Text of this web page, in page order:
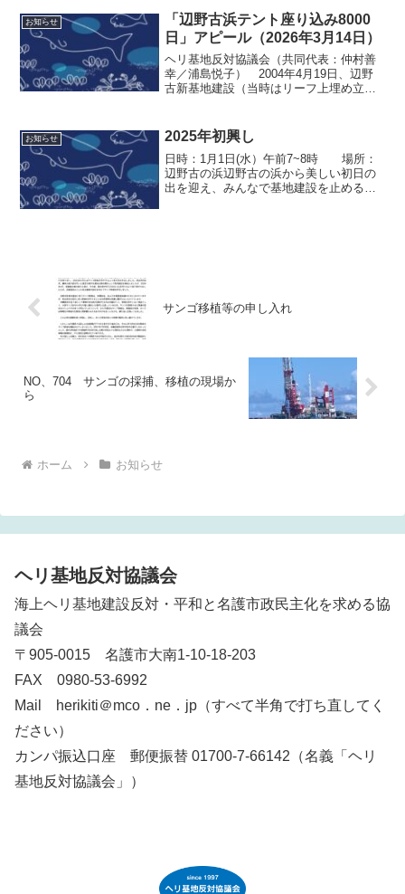
い住民の訴訟は続いています！ あくま
でも「原告適格」を否定し...
お知らせ
「辺野古浜テント座り込み8000
日」アピール（2026年3月14日）
ヘリ基地反対協議会（共同代表：仲村善
幸／浦島悦子） 2004年4月19日、辺野
古新基地建設（当時はリーフ上埋め立て
座り込みと海上行動を開始してから本日
で8000日になり...
お知らせ 2025年初興し
日時：1月1日(水）午前7~8時 場所：
辺野古の浜辺野古の浜から美しい初日の
出を迎え、みんなで基地建設を止める確
サンゴ移植等の申し入れ
NO、704 サンゴの採捕、移植の現場か
ら
ホーム お知らせ
ヘリ基地反対協議会
海上ヘリ基地建設反対・平和と名護市政民主化を求める協
議会
〒905-0015 名護市大南1-10-18-203
FAX 0980-53-6992
Mail herikiti＠mco．ne．jp（すべて半角で打ち直してく
ださい）
カンパ振込口座 郵便振替 01700-7-66142（名義「ヘリ
基地反対協議会」）